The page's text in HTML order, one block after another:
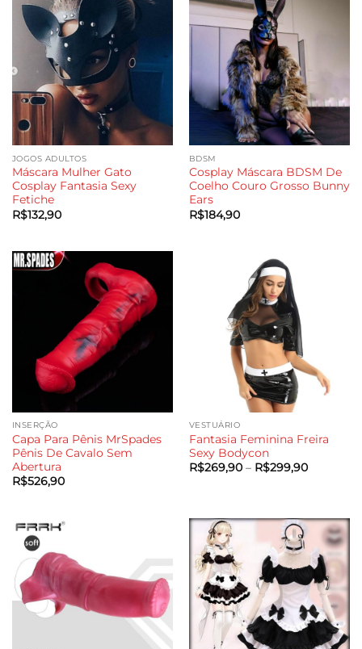
JOGOS ADULTOS
Máscara Mulher Gato
Cosplay Fantasia Sexy
Fetiche
R$132,90
BDSM
Cosplay Máscara BDSM De
Coelho Couro Grosso Bunny
Ears
R$184,90
INSERÇÃO
Capa Para Pênis MrSpades
Pênis De Cavalo Sem
Abertura
R$526,90
VESTUÁRIO
Fantasia Feminina Freira
Sexy Bodycon
R$269,90 – R$299,90Faixa
R$299,90